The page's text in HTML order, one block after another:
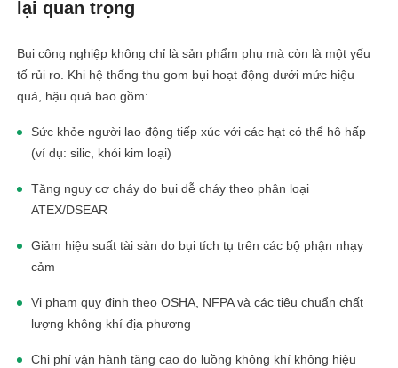
lại quan trọng
Bụi công nghiệp không chỉ là sản phẩm phụ mà còn là một yếu
tố rủi ro. Khi hệ thống thu gom bụi hoạt động dưới mức hiệu
quả, hậu quả bao gồm:
Sức khỏe người lao động tiếp xúc với các hạt có thể hô hấp
(ví dụ: silic, khói kim loại)
Tăng nguy cơ cháy do bụi dễ cháy theo phân loại
ATEX/DSEAR
Giảm hiệu suất tài sản do bụi tích tụ trên các bộ phận nhạy
cảm
Vi phạm quy định theo OSHA, NFPA và các tiêu chuẩn chất
lượng không khí địa phương
Chi phí vận hành tăng cao do luồng không khí không hiệu